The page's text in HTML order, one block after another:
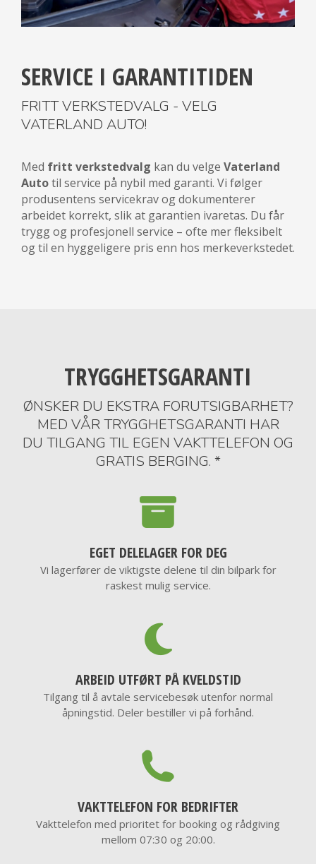
SERVICE I GARANTITIDEN
FRITT VERKSTEDVALG - VELG
VATERLAND AUTO!
Med fritt verkstedvalg kan du velge Vaterland
Autotil service på nybil med garanti. Vi følger
produsentens servicekrav og dokumenterer
arbeidet korrekt, slik at garantien ivaretas. Du får
trygg og profesjonell service – ofte mer fleksibelt
og til en hyggeligere pris enn hos merkeverkstedet.
TRYGGHETSGARANTI
ØNSKER DU EKSTRA FORUTSIGBARHET?
MED VÅR TRYGGHETSGARANTI HAR
DU TILGANG TIL EGEN VAKTTELEFON OG
GRATIS BERGING. *
EGET DELELAGER FOR DEG
Vi lagerfører de viktigste delene til din bilpark for
raskest mulig service.
ARBEID UTFØRT PÅ KVELDSTID
Tilgang til å avtale servicebesøk utenfor normal
åpningstid. Deler bestiller vi på forhånd.
VAKTTELEFON FOR BEDRIFTER
Vakttelefon med prioritet for booking og rådgiving
mellom 07:30 og 20:00.